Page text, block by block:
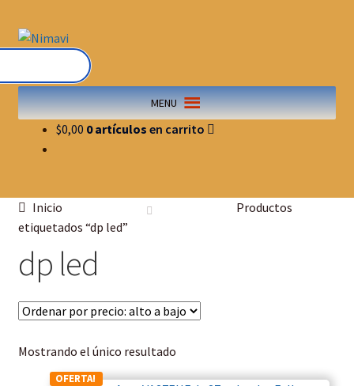
MENU
$0,00 0 artículos
Inicio
Productos
etiquetados “dp led”
dp led
Mostrando el único resultado
OFERTA!